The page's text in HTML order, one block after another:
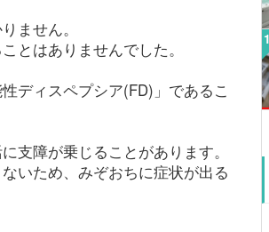
ません。
とはありませんでした。
ディスペプシア(FD)」であるこ
支障が乗じることがあります。
いため、みぞおちに症状が出る